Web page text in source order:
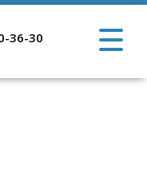
36-30